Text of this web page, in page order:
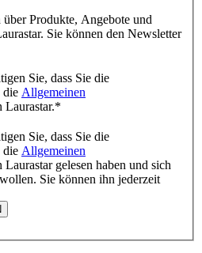
Produkte, Angebote und
Sie können den Newsletter
Sie, dass Sie die
die Allgemeinen
Laurastar.*
Sie, dass Sie die
die Allgemeinen
Laurastar gelesen haben und sich
Sie können ihn jederzeit